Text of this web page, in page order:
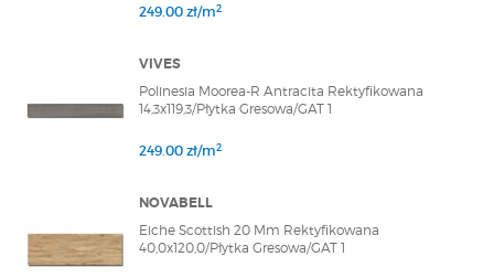
249.00 zł/m2
VIVES
Polinesia Moorea-R Antracita Rektyfikowana
14,3x119,3/Płytka Gresowa/GAT 1
249.00 zł/m2
NOVABELL
Eiche Scottish 20 Mm Rektyfikowana
40,0x120,0/Płytka Gresowa/GAT 1